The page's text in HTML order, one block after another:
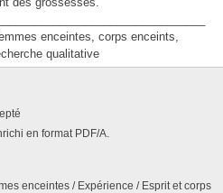
enceintes, corps enceints,
qualitative
en format PDF/A.
enceintes / Expérience / Esprit et corps